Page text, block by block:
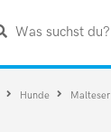
Was suchst du?
Hunde Malteser